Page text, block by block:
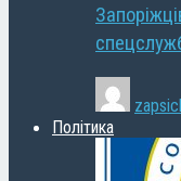
Політика